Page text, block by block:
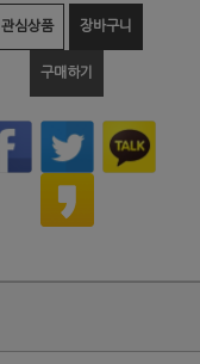
관심상품 장바구니
구매하기